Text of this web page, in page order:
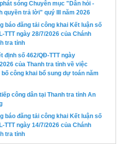
sóng Chuyên mục "Dân hỏi -
quyền trả lời" quý III năm 2026
báo đăng tải công khai Kết luận số
TTT ngày 28/7/2026 của Chánh
tra tỉnh
định số 462/QĐ-TTT ngày
của Thanh tra tỉnh về việc
bố công khai bổ sung dự toán năm
công dân tại Thanh tra tỉnh An
báo đăng tải công khai Kết luận số
TTT ngày 14/7/2026 của Chánh
tra tỉnh